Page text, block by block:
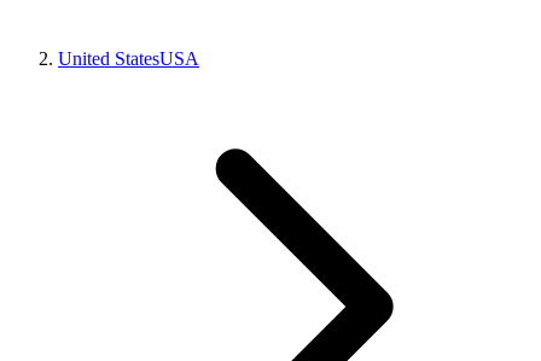
United StatesUSA